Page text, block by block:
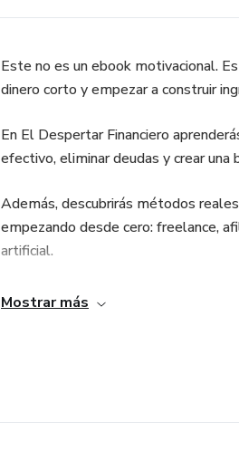
Este no es un ebook motivacional.
dinero corto y empezar a construir
En El Despertar Financiero
efectivo, eliminar deudas y crear
Además, descubrirás métodos
empezando desde cero: freelance,
artificial.
Todo está explicado de forma
Mostrar más